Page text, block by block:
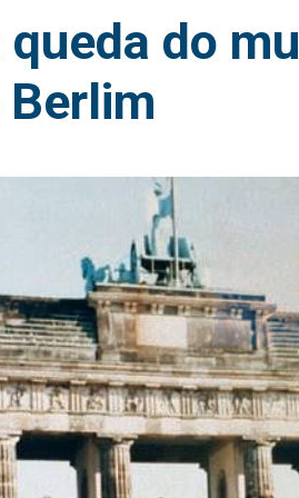
do
Berlim